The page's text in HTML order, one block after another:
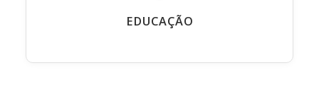
EDUCAÇÃO